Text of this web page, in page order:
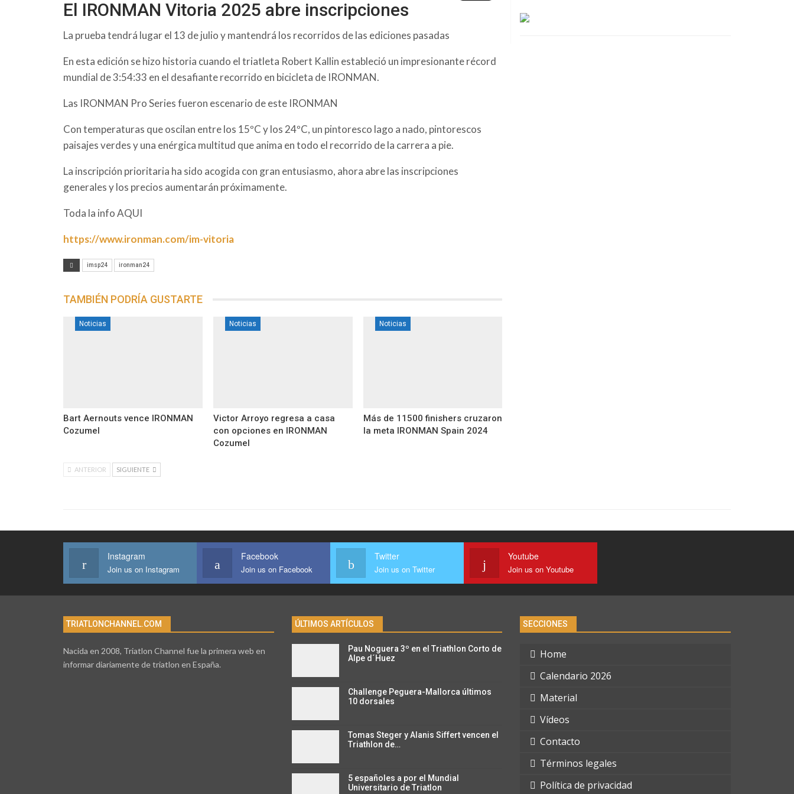
El IRONMAN Vitoria 2025 abre inscripciones
La prueba tendrá lugar el 13 de julio y mantendrá los recorridos de las ediciones pasadas
En esta edición se hizo historia cuando el triatleta Robert Kallin estableció un impresionante récord
mundial de 3:54:33 en el desafiante recorrido en bicicleta de IRONMAN.
Las IRONMAN Pro Series fueron escenario de este IRONMAN
Con temperaturas que oscilan entre los 15ºC y los 24ºC, un pintoresco lago a nado, pintorescos
paisajes verdes y una enérgica multitud que anima en todo el recorrido de la carrera a pie.
La inscripción prioritaria ha sido acogida con gran entusiasmo, ahora abre las inscripciones
generales y los precios aumentarán próximamente.
Toda la info AQUI
https://www.ironman.com/im-vitoria
imsp24 ironman24
TAMBIÉN PODRÍA GUSTARTE
Noticias
Bart Aernouts vence IRONMAN
Cozumel
Noticias
Victor Arroyo regresa a casa
con opciones en IRONMAN
Cozumel
Noticias
Más de 11500 finishers cruzaron
la meta IRONMAN Spain 2024
ANTERIOR SIGUIENTE
Instagram
Join us on Instagram
Facebook
Join us on Facebook
Twitter
Join us on Twitter
Youtube
Join us on Youtube
TRIATLONCHANNEL.COM
Nacida en 2008, Triatlon Channel fue la primera web en
informar diariamente de triatlon en España.
ÚLTIMOS ARTÍCULOS
Pau Noguera 3º en el Triathlon Corto de
Alpe d´Huez
Challenge Peguera-Mallorca últimos
10 dorsales
Tomas Steger y Alanis Siffert vencen el
Triathlon de…
5 españoles a por el Mundial
Universitario de Triatlon
SECCIONES
Home
Calendario 2026
Material
Vídeos
Contacto
Términos legales
Política de privacidad